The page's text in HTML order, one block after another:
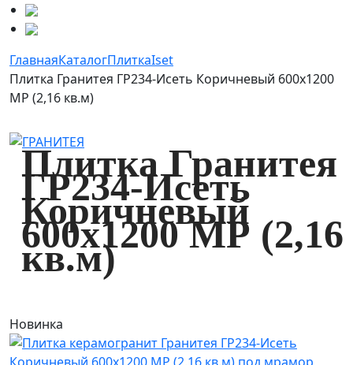
ГлавнаяКаталогПлиткаIset
Плитка Гранитея ГР234-Исеть Коричневый 600х1200
МР (2,16 кв.м)
Плитка Гранитея
ГР234-Исеть
Коричневый
600х1200 МР (2,16
кв.м)
Новинка